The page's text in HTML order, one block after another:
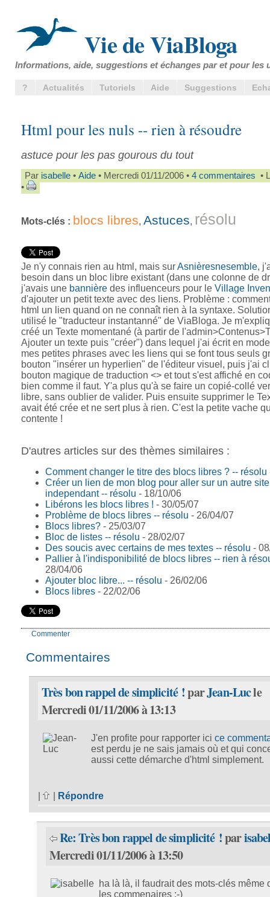
Vie de ViaBloga
Informations, aide, suggestions et échanges par et pour les
? Actualités Tutoriels Aide Suggestions
Html pour les nuls -- rien à résoudre
astuce pour les pas gourous du tout
Par isabelle • Aide • Mercredi 01/11/2006 • 4 commentaires •
•
Mots-clés : blocs libres, Astuces, résolu
Je n'y connais rien au html, mais surAsnièresnesemble,
besoin dans un bloc libre existant (dans une colonne de
j'avais une bannière des influenceurs pour le Village
d'ajouter un petit texte avec des liens. Problème :
html un lien quand on ne connaît rien à la syntaxe.
utilisé le "traducteur instantanné" de ViaBloga. Je
créé un Texte momentané (à partir de
Ajouter un texte puis "créer") dans lequel j'ai écrit en
mes petites phrases avec les liens qui se font tous seuls
bouton "insérer un hyperlien" de l'éditeur visuel, puis j'ai
bouton magique de traduction <> et tout s'est affiché en
bien comme il faut. Y'a plus qu'à se faire un copié-collé
libre, sans oublier de valider. Puis ensuite supprimer le
avait été crée et ne sert plus à rien. C'est la petite vache
contente !
D'autres articles sur des thèmes similaires :
Comment changer le titre des blocs libres ? -- résolu
Créer un lien de mon blog pour aller sur un autre
independant -- résolu - 18/10/06
Libérons les blocs libres ! - 30/05/07
Problème de blocs libres -- résolu - 26/04/07
Blocs libres? - 25/03/07
Bloc de listes -- résolu - 28/02/07
Des soucis avec certains de mes textes -- résolu -
Pallier à l'indisponibilité de blocs libres -- rien à
28/04/06
Ajouter bloc libre... -- résolu - 26/02/06
Blocs libres - 22/02/06
Commenter
Commentaires
Très bon rappel de simplicité !parJean-Lucle
Mercredi 01/11/2006 à 13:13
J'en profite pour rapporter ici ce
est perdu je ne sais jamais où et qui
aussi cette démarche d'html simplement.
Répondre
Re: Très bon rappel de simplicité !par
Mercredi 01/11/2006 à 13:50
ha là là, il faudrait des mots-clés même
les commenaires ;-)